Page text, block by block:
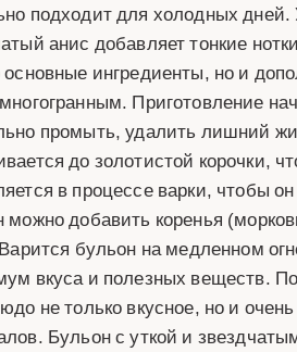
подходит для холодных дней.
анис добавляет тонкие
основные ингредиенты, но и
Приготовление
промыть, удалить лишний
до золотистой корочки,
в процессе варки, чтобы
можно добавить коренья
бульон на медленном
вкуса и полезных веществ.
не только вкусное, но и
Бульон с уткой и